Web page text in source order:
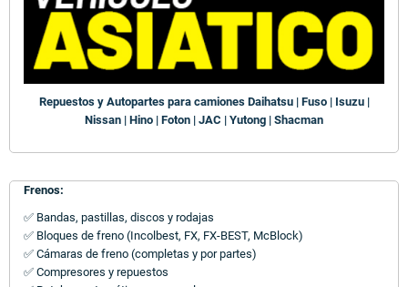
Repuestos y Autopartes para camiones Daihatsu | Fuso | Isuzu |
Nissan | Hino | Foton | JAC | Yutong | Shacman
Frenos:
✅ Bandas, pastillas, discos y rodajas
✅ Bloques de freno (Incolbest, FX, FX-BEST, McBlock)
✅ Cámaras de freno (completas y por partes)
✅ Compresores y repuestos